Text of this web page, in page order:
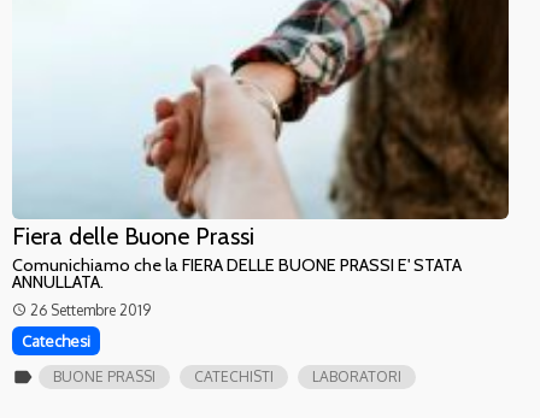
Fiera delle Buone Prassi
Comunichiamo che la FIERA DELLE BUONE PRASSI E' STATA
ANNULLATA.
access_time 26 Settembre 2019
Catechesi
label BUONE PRASSI CATECHISTI LABORATORI